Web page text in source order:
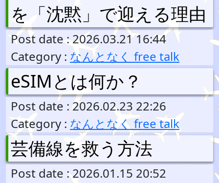
を「沈黙」で迎える理由
Post date : 2026.03.21 16:44
Category : なんとなく free talk
eSIMとは何か？
Post date : 2026.02.23 22:26
Category : なんとなく free talk
芸備線を救う方法
Post date : 2026.01.15 20:52